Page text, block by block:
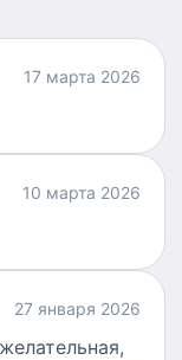
17 марта 2026
10 марта 2026
27 января 2026